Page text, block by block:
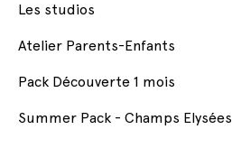
Les studios
Atelier Parents-Enfants
Pack Découverte 1 mois
Summer Pack - Champs Elysées